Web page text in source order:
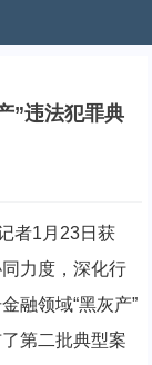
”违法犯罪典
者1月23日获
力度，深化行
融领域“黑灰产”
第二批典型案